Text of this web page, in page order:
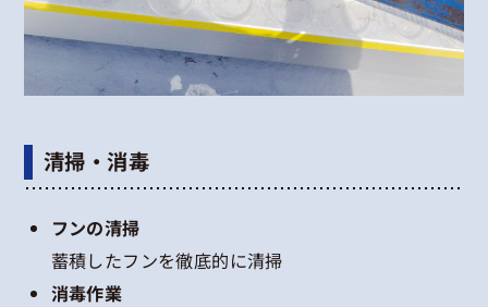
清掃・消毒
フンの清掃
蓄積したフンを徹底的に清掃
消毒作業